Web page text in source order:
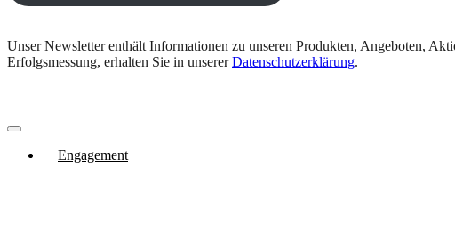
Unser Newsletter enthält Informationen zu unseren Produkten, Angeboten,
Erfolgsmessung, erhalten Sie in unsererDatenschutzerklärung.
Engagement